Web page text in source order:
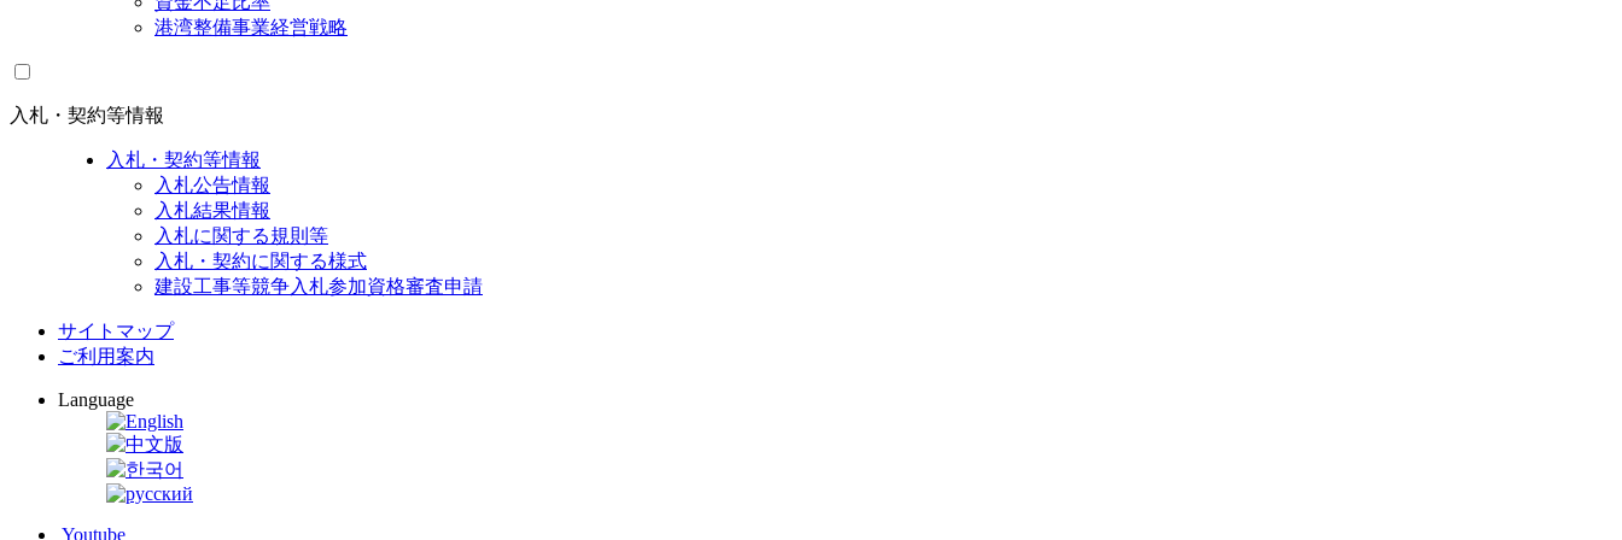
港湾整備事業経営戦略
入札・契約等情報
入札・契約等情報
入札公告情報
入札結果情報
入札に関する規則等
入札・契約に関する様式
建設工事等競争入札参加資格審査申請
サイトマップ
ご利用案内
Language
Youtube